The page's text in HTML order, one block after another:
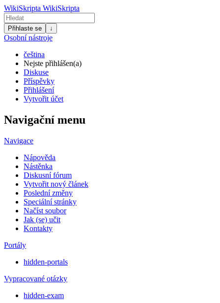
WikiSkripta WikiSkripta
Přihlaste se ↓
Osobní nástroje
čeština
Nejste přihlášen(a)
Diskuse
Příspěvky
Přihlášení
Vytvořit účet
Navigační menu
Navigace
Nápověda
Nástěnka
Diskusní fórum
Vytvořit nový článek
Poslední změny
Speciální stránky
Načíst soubor
Jak (se) učit
Kontakty
Portály
hidden-portals
Vypracované otázky
hidden-exam